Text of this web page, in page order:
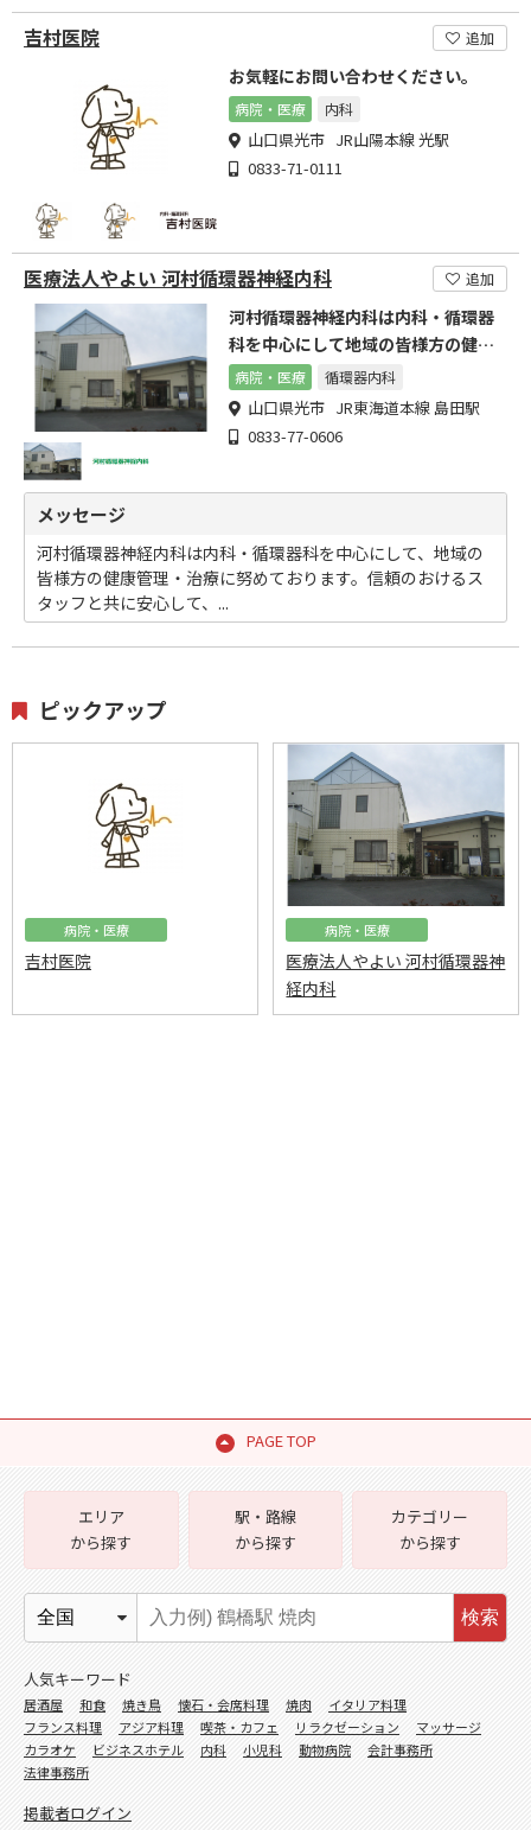
吉村医院 追加
お気軽にお問い合わせください。
病院・医療 内科
山口県光市 JR山陽本線 光駅
0833-71-0111
医療法人やよい 河村循環器神経内科 追加
河村循環器神経内科は内科・循環器
科を中心にして地域の皆様方の健康
管理・治療に努めております
病院・医療 循環器内科
山口県光市 JR東海道本線 島田駅
0833-77-0606
メッセージ
河村循環器神経内科は内科・循環器科を中心にして、地域の
皆様方の健康管理・治療に努めております。信頼のおけるス
タッフと共に安心して、...
ピックアップ
病院・医療
吉村医院
病院・医療
医療法人やよい 河村循環器神
経内科
PAGE TOP
エリア
から探す
駅・路線
から探す
カテゴリー
から探す
検索
人気キーワード
居酒屋 和食 焼き鳥 懐石・会席料理 焼肉
イタリア料理
フランス料理
アジア料理 喫茶・カフェ リラクゼーション
マッサージ
カラオケ
ビジネスホテル 内科 小児科 動物病院
会計事務所
法律事務所
掲載者ログイン